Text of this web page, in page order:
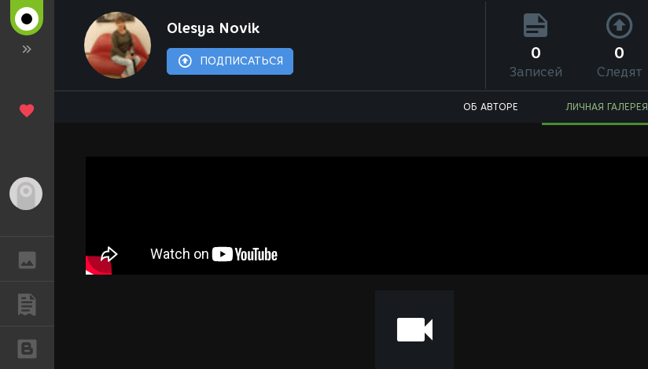
ГАЛЕРЕЯ
Olesya Novik
ПОДПИСАТЬСЯ 0
Записей
0
Следят
ОБ АВТОРЕ ЛИЧНАЯ ГАЛЕРЕЯ